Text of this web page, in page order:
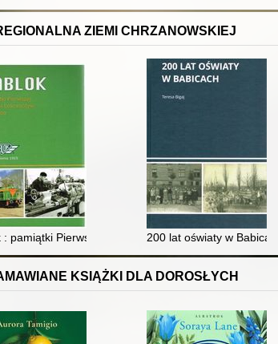
ZIEMI CHRZANOWSKIEJ
: pamiątki Pierwszej Fabryki Lokomotyw w Polsce
200 lat oświaty w Babicach
KSIĄŻKI DLA DOROSŁYCH